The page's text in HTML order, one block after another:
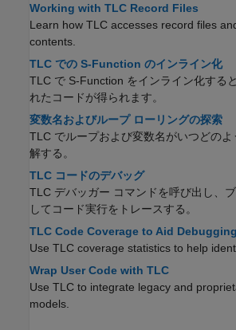
Working with TLC Record Files
Learn how TLC accesses record files
contents.
TLC での S-Function のインライン化
TLC で S-Function をインライン化する
れたコードが得られます。
変数名およびループ ローリングの探索
TLC でループおよび変数名がいつどの
解する。
TLC コードのデバッグ
TLC デバッガー コマンドを呼び出し、
してコード実行をトレースする。
TLC Code Coverage to Aid Debugging
Use TLC coverage statistics to help
Wrap User Code with TLC
Use TLC to integrate legacy and
models.